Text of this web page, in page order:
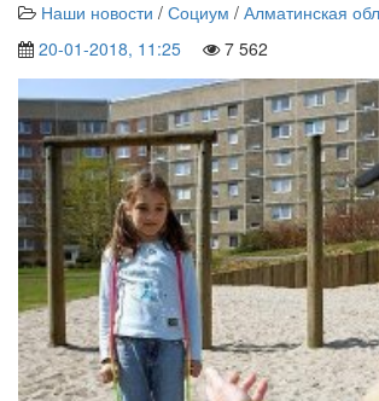
Наши новости / Социум / Алматинская
20-01-2018, 11:25
7 562